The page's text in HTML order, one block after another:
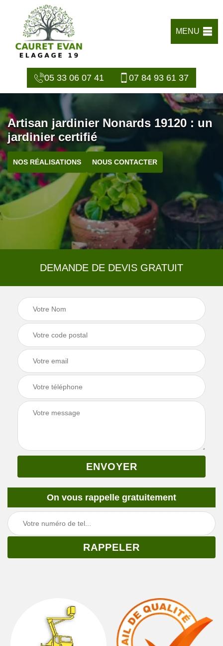
MENU
05 33 06 07 41 07 84 93 61 37
Artisan jardinier Nonards 19120 : un
jardinier certifié
NOS RÉALISATIONS NOUS CONTACTER
DEMANDE DE DEVIS GRATUIT
On vous rappelle gratuitement